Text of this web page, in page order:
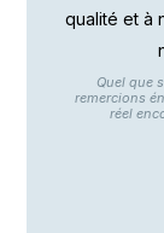
qualité et à
Quel que
remercions
réel